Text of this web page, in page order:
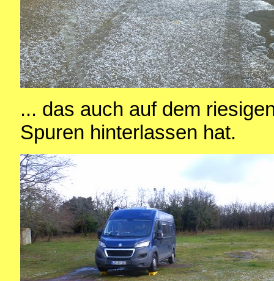
... das auch auf dem
Spuren hinterlassen hat.